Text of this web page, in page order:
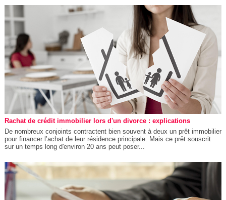
Rachat de crédit immobilier lors d'un divorce : explications
De nombreux conjoints contractent bien souvent à deux un prêt immobilier
pour financer l’achat de leur résidence principale. Mais ce prêt souscrit
sur un temps long d'environ 20 ans peut poser...